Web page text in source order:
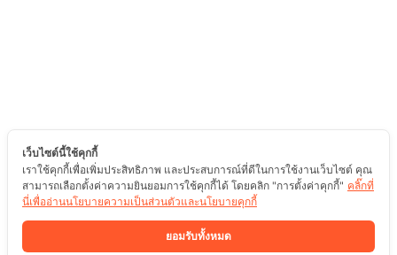
เว็บไซต์นี้ใช้คุกกี้
เราใช้คุกกี้เพื่อเพิ่มประสิทธิภาพ และประสบการณ์ที่ดีในการใช้งานเว็บไซต์ คุณ
สามารถเลือกตั้งค่าความยินยอมการใช้คุกกี้ได้ โดยคลิก "การตั้งค่าคุกกี้" คลิ๊กที่
นี่เพื่ออ่านนโยบายความเป็นส่วนตัวและนโยบายคุกกี้
ยอมรับทั้งหมด